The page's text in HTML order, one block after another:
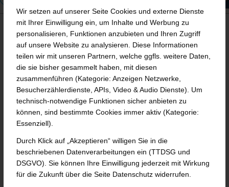
INNOVATIVE LÖSUNGEN.
INTELLIGENTE
TECHNOLOGIEN. WELTWEIT.
Deutsche Qualitätsmaschinen für die
schonende, saubere und präzise
Polymeren für vielfältige Anwendungen.
Die Verarbeitung von Kautschuk, Silikon und
Wir setzen auf unserer Seite Cookies und externe Dienste
mit Ihrer Einwilligung ein, um Inhalte und Werbung zu
personalisieren, Funktionen anzubieten und Ihren Zugriff
auf unsere Website zu analysieren. Diese Informationen
teilen wir mit unseren Partnern, welche ggfls. weitere Daten,
die sie bisher gesammelt haben, mit diesen
zusammenführen (Kategorie: Anzeigen Netzwerke,
Besucherzählerdienste, APIs, Video & Audio Dienste). Um
technisch-notwendige Funktionen sicher anbieten zu
können, sind bestimmte Cookies immer aktiv (Kategorie:
Essenziell).
Durch Klick auf „Akzeptieren“ willigen Sie in die
beschriebenen Datenverarbeitungen ein (TTDSG und
DSGVO). Sie können Ihre Einwilligung jederzeit mit Wirkung
für die Zukunft über die Seite Datenschutz widerrufen.